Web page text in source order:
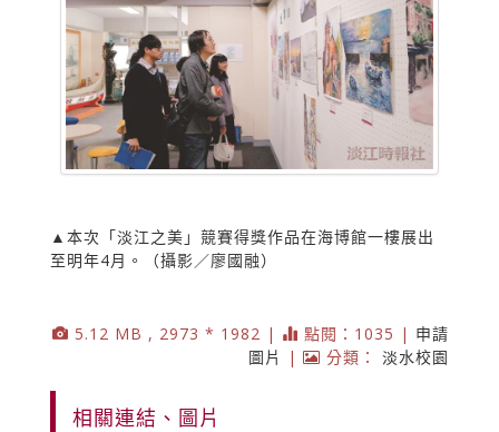
▲本次「淡江之美」競賽得獎作品在海博館一樓展出
至明年4月。（攝影／廖國融）
5.12 MB , 2973 * 1982 | 點閱：1035 | 申請
圖片
| 分類： 淡水校園
相關連結、圖片